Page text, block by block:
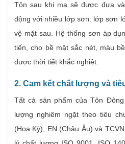
Tôn sau khi mạ sẽ được đưa
động với nhiều lớp sơn: lớp sơn
vệ mặt sau. Hệ thống sơn áp
tiến, cho bề mặt sắc nét, màu
được thời tiết khắc nghiệt.
2. Cam kết chất lượng và
Tất cả sản phẩm của Tôn
lượng nghiêm ngặt theo tiêu
(Hoa Kỳ), EN (Châu Âu) và